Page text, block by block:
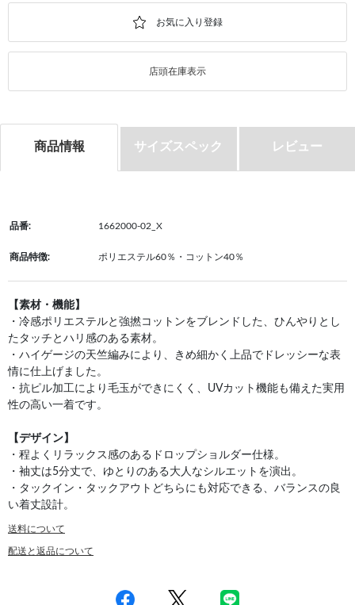
店頭在庫表示
商品情報 サイズスペック レビュー
品番: 1662000-02_X
商品特徴: ポリエステル60％・コットン40％
【素材・機能】
・冷感ポリエステルと強撚コットンをブレンドした、ひんやりとし
たタッチとハリ感のある素材。
・ハイゲージの天竺編みにより、きめ細かく上品でドレッシーな表
情に仕上げました。
・抗ピル加工により毛玉ができにくく、UVカット機能も備えた実用
性の高い一着です。
【デザイン】
・程よくリラックス感のあるドロップショルダー仕様。
・袖丈は5分丈で、ゆとりのある大人なシルエットを演出。
・タックイン・タックアウトどちらにも対応できる、バランスの良
い着丈設計。
送料について
配送と返品について